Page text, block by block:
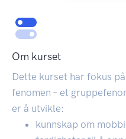
Om kurset
Dette kurset har fokus
fenomen – et
er å utvikle:
kunnskap om